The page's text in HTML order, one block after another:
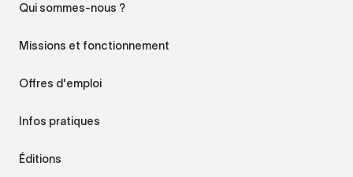
Qui sommes-nous ?
Missions et fonctionnement
Offres d'emploi
Infos pratiques
Éditions